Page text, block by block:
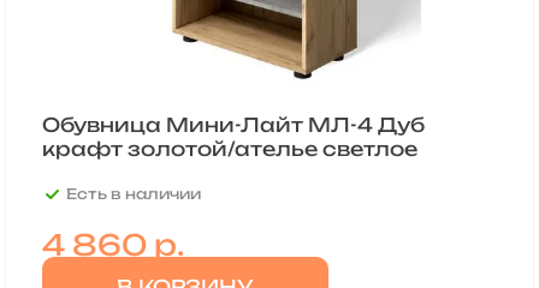
Обувница Мини-Лайт МЛ-4 Дуб
крафт золотой/ателье светлое
Есть в наличии
4 860 р.